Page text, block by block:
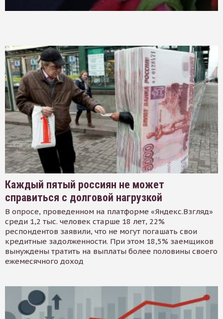
Каждый пятый россиян не может
справиться с долговой нагрузкой
В опросе, проведенном на платформе «Яндекс.Взгляд»
среди 1,2 тыс. человек старше 18 лет, 22%
респондентов заявили, что не могут погашать свои
кредитные задолженности. При этом 18,5% заемщиков
вынуждены тратить на выплаты более половины своего
ежемесячного доход